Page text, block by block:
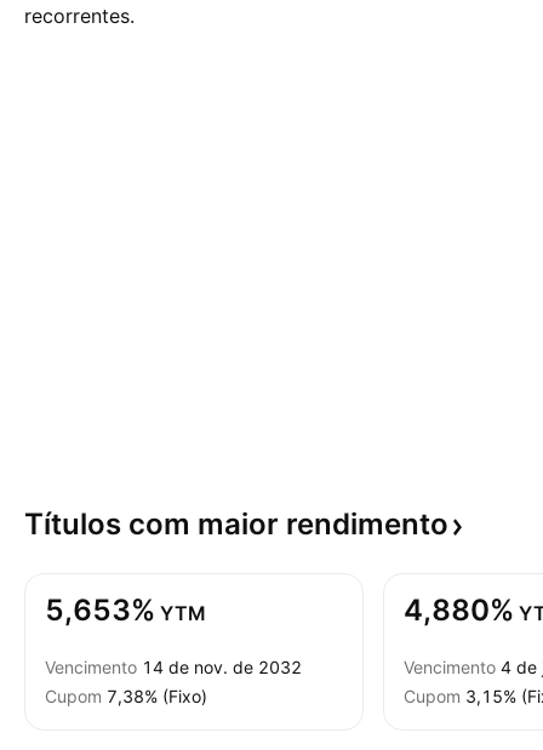
recorrentes.
Títulos com maior rendimento
5,653% YTM
Vencimento 14 de nov. de 2032
Cupom 7,38% (Fixo)
4,880%
Vencimento 4 de
Cupom 3,15%